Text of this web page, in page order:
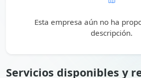
Esta empresa aún no ha
descripción.
Servicios disponibles y